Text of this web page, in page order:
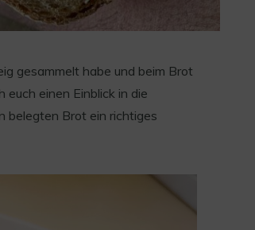
gesammelt habe und beim Brot
euch einen Einblick in die
belegten Brot ein richtiges